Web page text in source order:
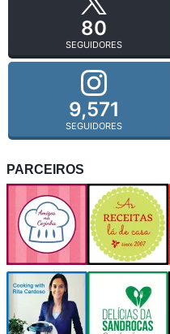
80
SEGUIDORES
9,571
SEGUIDORES
PARCEIROS